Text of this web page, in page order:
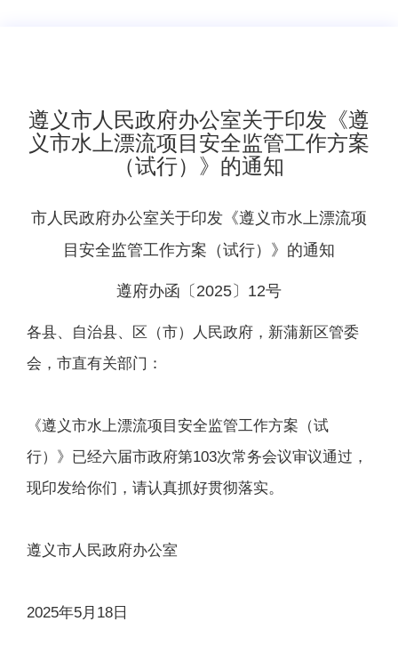
遵义市人民政府办公室关于印发《遵
义市水上漂流项目安全监管工作方案
（试行）》的通知
市人民政府办公室关于印发《遵义市水上漂流项
目安全监管工作方案（试行）》的通知
遵府办函〔2025〕12号
各县、自治县、区（市）人民政府，新蒲新区管委
会，市直有关部门：
《遵义市水上漂流项目安全监管工作方案（试
行）》已经六届市政府第103次常务会议审议通过，
现印发给你们，请认真抓好贯彻落实。
遵义市人民政府办公室
2025年5月18日